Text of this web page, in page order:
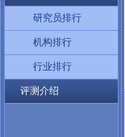
研究员排行
机构排行
行业排行
评测介绍